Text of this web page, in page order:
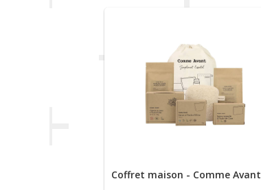
Coffret maison - Comme Avant